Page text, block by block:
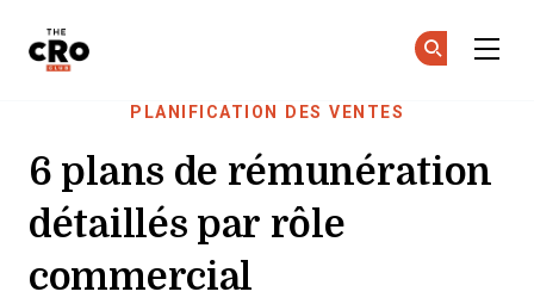
Skip to main contentPLANIFICATION DES VENTES
6 plans de rémunération
détaillés par rôle
commercial